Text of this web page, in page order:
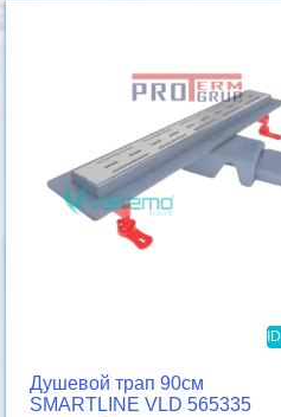
Душевой трап 90см
SMARTLINE VLD 565335